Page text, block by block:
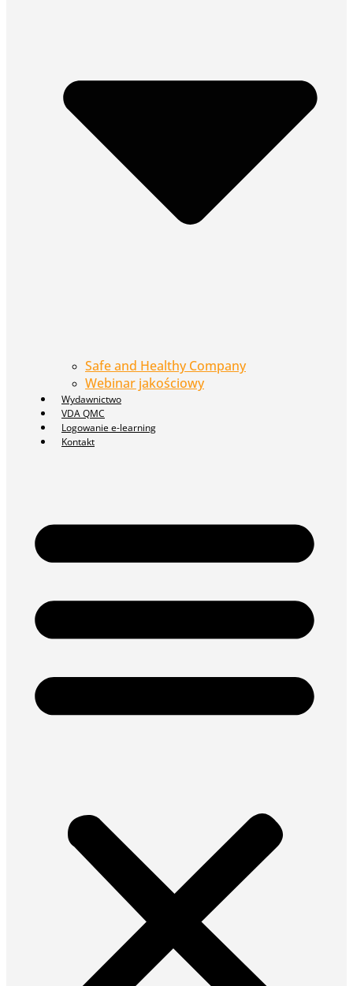
Safe and Healthy Company
Webinar jakościowy
Wydawnictwo
VDA QMC
Logowanie e-learning
Kontakt